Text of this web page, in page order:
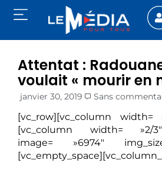
Attentat :
voulait « mourir en
janvier 30, 2019 Sans
[vc_row][vc_column width=
[vc_column width= »2/
image= »6974″